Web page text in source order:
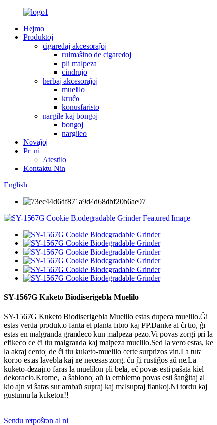
Hejmo
Produktoj
cigaredaj akcesoraĵoj
rulmaŝino de cigaredoj
pli malpeza
cindrujo
herbaj akcesoraĵoj
muelilo
kruĉo
konusfaristo
nargile kaj bongoj
bongoj
nargileo
Novaĵoj
Pri ni
Atestilo
Kontaktu Nin
English
SY-1567G Kuketo Biodiserigebla Muelilo
SY-1567G Kuketo Biodiserigebla Muelilo estas dupeca muelilo.Ĝi
estas verda produkto farita el planta fibro kaj PP.Danke al ĉi tio, ĝi
estas en malgranda grandeco kun malpeza pezo.Vi povas zorgi pri la
efikeco de ĉi tiu malgranda kaj malpeza muelilo.Sed la vero estas, ke
la akraj dentoj de ĉi tiu kuketo-muelilo certe surprizos vin.La tuta
korpo estas lavebla kaj ne necesas zorgi ĉu ĝi rustiĝos aŭ ne.La
kuketo-dezajno faras la muelilon pli bela, eĉ povas esti paŝata kiel
dekoracio.Krome, la ŝablonoj aŭ la emblemo povas esti ŝanĝitaj al
kio ajn vi ŝatas sur ambaŭ supraj kaj malsupraj flankoj.Ni tordu kaj
gustumu la kuketon!!
Sendu retpoŝton al ni